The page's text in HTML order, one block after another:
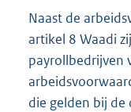
Naast de
artikel 8 Waadi
payrollbedrijven
die gelden bij de